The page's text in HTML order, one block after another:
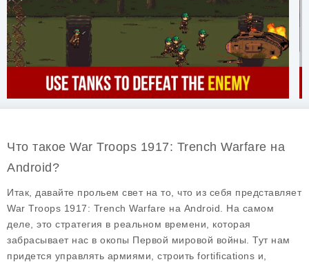
Что такое War Troops 1917: Trench Warfare на
Android?
Итак, давайте прольем свет на то, что из себя представляет
War Troops 1917: Trench Warfare на Android. На самом
деле, это стратегия в реальном времени, которая
забрасывает нас в окопы Первой мировой войны. Тут нам
придется управлять армиями, строить fortifications и,